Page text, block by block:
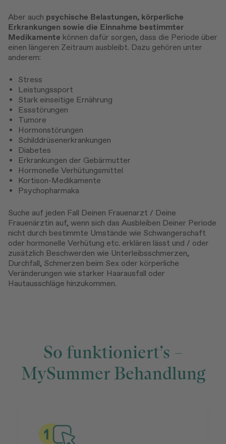
Aber auch psychische Belastungen, körperliche
Erkrankungen sowie die Einnahme bestimmter
Medikamente können dafür sorgen, dass die Periode über
einen längeren Zeitraum ausbleibt. Dazu gehören unter
anderem:
Stress
Leistungssport
Stark einseitige Ernährung
Essstörungen
Tumore
Hormonstörungen
Schilddrüsenerkrankungen
Diabetes
Erkrankungen der Gebärmutter
Hormonelle Verhütungsmittel
Kortison-Medikamente
Psychopharmaka
Suche auf jeden Fall Deinen Frauenarzt / Deine
Frauenärztin auf, wenn sich das Ausbleiben Deiner Periode
nicht durch bestimmte Umstände wie Schwangerschaft
oder hormonelle Verhütung etc. erklären lässt und / oder
zusätzlich Beschwerden wie Unterleibsschmerzen,
Durchfall, Schmerzen beim Sex oder körperliche
Veränderungen wie starker Haarausfall oder
Hautausschläge hinzukommen.
So funktioniert’s –
MySummer Behandlung